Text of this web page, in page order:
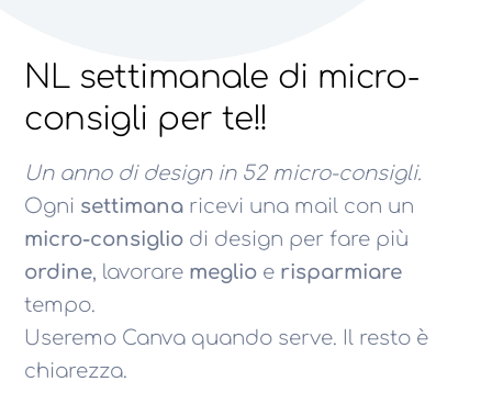
NL settimanale di micro-
consigli per te!!
Un anno di design in 52 micro-consigli.
Ogni settimana ricevi una mail con un
micro-consiglio di design per fare più
ordine, lavorare meglio e risparmiare
tempo.
Useremo Canva quando serve. Il resto è
chiarezza.